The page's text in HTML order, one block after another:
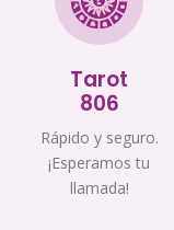
Tarot
806
Rápido y seguro.
¡Esperamos tu
llamada!